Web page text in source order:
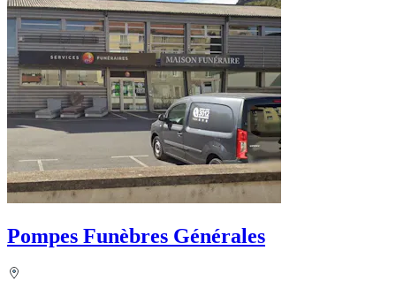
Pompes Funèbres Générales